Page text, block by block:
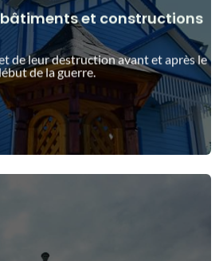
et constructions
de leur destruction avant et après le
de la guerre.
objets avant et après le début de la
guerre
Voir les détails